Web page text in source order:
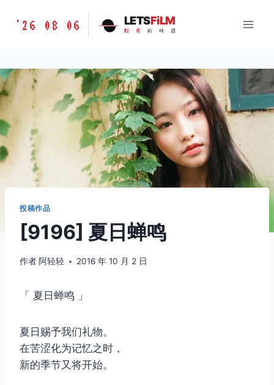
胶
味
道
LETSFILM
'26 08 06 LETSFiLM
胶 片 的 味 道
投稿作品
[9196] 夏日蝉鸣
作者 阿轻轻 2016 年 10 月 2 日
「 夏日蝉鸣 」
夏日赐予我们礼物。
在苦涩化为记忆之时，
新的季节又将开始。